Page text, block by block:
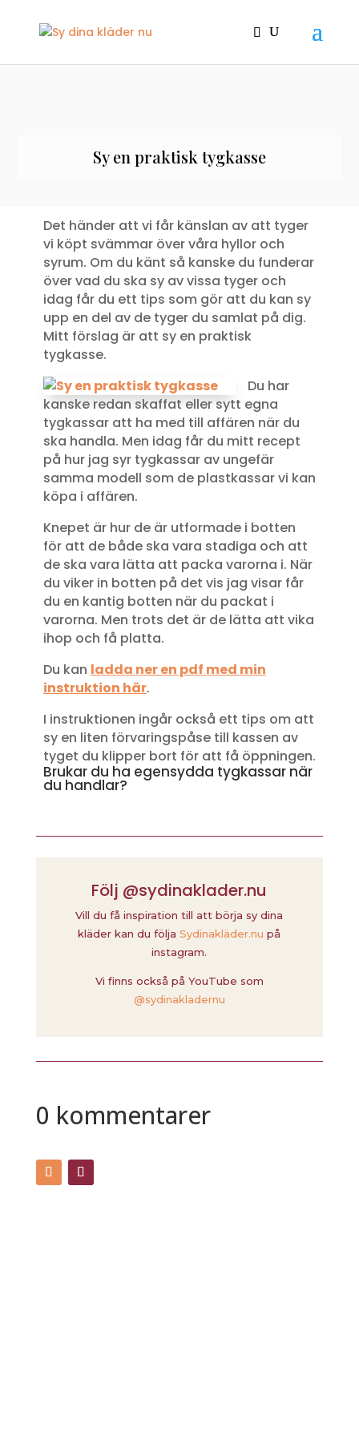
Sy en praktisk tygkasse
Det händer att vi får känslan av att tyger
vi köpt svämmar över våra hyllor och
syrum. Om du känt så kanske du funderar
över vad du ska sy av vissa tyger och
idag får du ett tips som gör att du kan sy
upp en del av de tyger du samlat på dig.
Mitt förslag är att sy en praktisk
tygkasse.
Du har
kanske redan skaffat eller sytt egna
tygkassar att ha med till affären när du
ska handla. Men idag får du mitt recept
på hur jag syr tygkassar av ungefär
samma modell som de plastkassar vi kan
köpa i affären.
Knepet är hur de är utformade i botten
för att de både ska vara stadiga och att
de ska vara lätta att packa varorna i. När
du viker in botten på det vis jag visar får
du en kantig botten när du packat i
varorna. Men trots det är de lätta att vika
ihop och få platta.
Du kan ladda ner en pdf med min
instruktion här.
I instruktionen ingår också ett tips om att
sy en liten förvaringspåse till kassen av
tyget du klipper bort för att få öppningen.
Brukar du ha egensydda tygkassar när
du handlar?
Följ @sydinaklader.nu
Vill du få inspiration till att börja sy dina
kläder kan du följaSydinakläder.nu på
instagram.
Vi finns också på YouTube som
@sydinakladernu
0 kommentarer